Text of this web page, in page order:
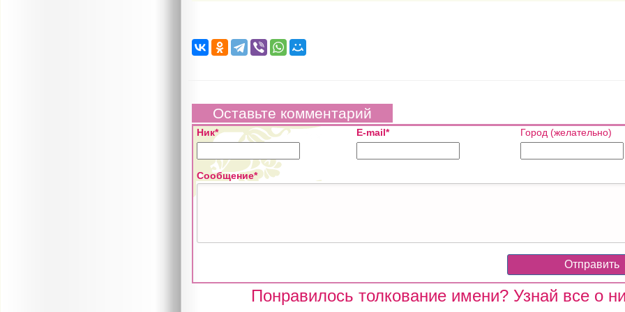
Оставьте комментарий
Ник* E-mail* Город (желательно)
Сообщение*
Понравилось толкование имени? Узнай все о